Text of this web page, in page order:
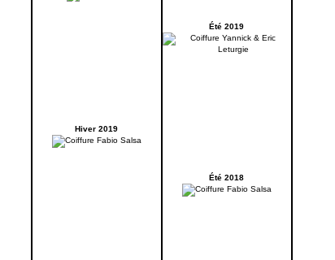
Hiver 2019
Été 2019
Été 2018